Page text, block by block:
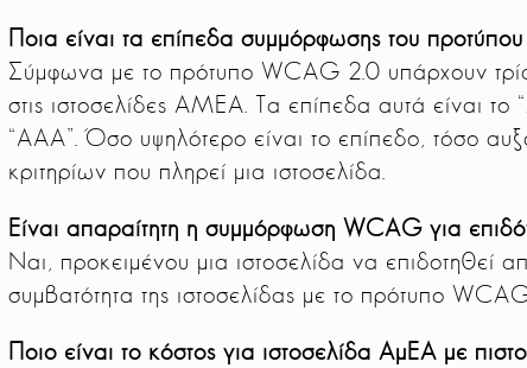
Ποια είναι τα επίπεδα συμμόρφωσης του
Σύμφωνα με το πρότυπο WCAG 2.0 υπάρχουν
στις ιστοσελίδες ΑΜΕΑ. Τα επίπεδα αυτά είναι το
“ΑΑΑ”. Όσο υψηλότερο είναι το επίπεδο, τόσο
κριτηρίων που πληρεί μια ιστοσελίδα.
Είναι απαραίτητη η συμμόρφωση WCAG για
Ναι, προκειμένου μια ιστοσελίδα να επιδοτηθεί
συμβατότητα της ιστοσελίδας με το πρότυπο
Ποιο είναι το κόστος για ιστοσελίδα ΑμΕΑ με